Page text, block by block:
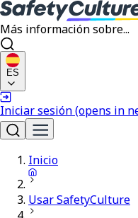
Más información sobre...
ES
Iniciar sesión(opens in
Inicio
Usar SafetyCulture